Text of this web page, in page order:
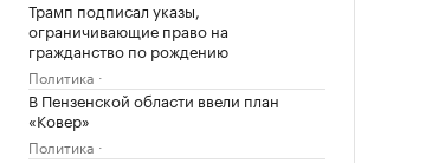
Трамп подписал указы,
ограничивающие право на
гражданство по рождению
Политика
В Пензенской области ввели план
«Ковер»
Политика